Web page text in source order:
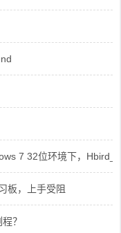
7 32位环境下，
板，上手受阻
？